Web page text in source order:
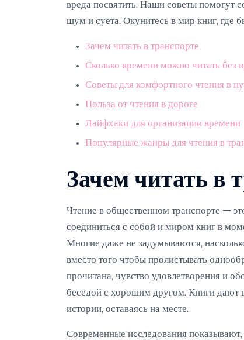
вреда посвятить. Наши советы помогут
шум и суета. Окунитесь в мир книг, где
Зачем читать в транспорте
Сколько времени можно читать без
Советы для комфортного чтения в
Польза от чтения в дороге
Лайфхаки для организации времени
Популярные жанры для чтения в
Зачем читать в
Чтение в общественном транспорте —
соединиться с собой и миром книг в
Многие даже не задумываются,
вместо того чтобы пролистывать
прочитана, чувство удовлетворения и
беседой с хорошим другом. Книги дают
истории, оставаясь на месте.
Современные исследования